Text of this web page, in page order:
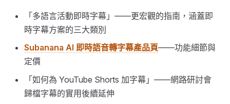
「多語言活動即時字幕」——更宏觀的指南，涵蓋即
時字幕方案的三大類別
Subanana AI 即時語音轉字幕產品頁——功能細節與
定價
「如何為 YouTube Shorts 加字幕」——網路研討會
歸檔字幕的實用後續延伸